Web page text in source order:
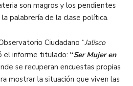
son magros y los pendientes
palabrería de la clase política.
Ciudadano “Jalisco
el informe titulado: “Ser Mujer en
se recuperan encuestas propias
mostrar la situación que viven las